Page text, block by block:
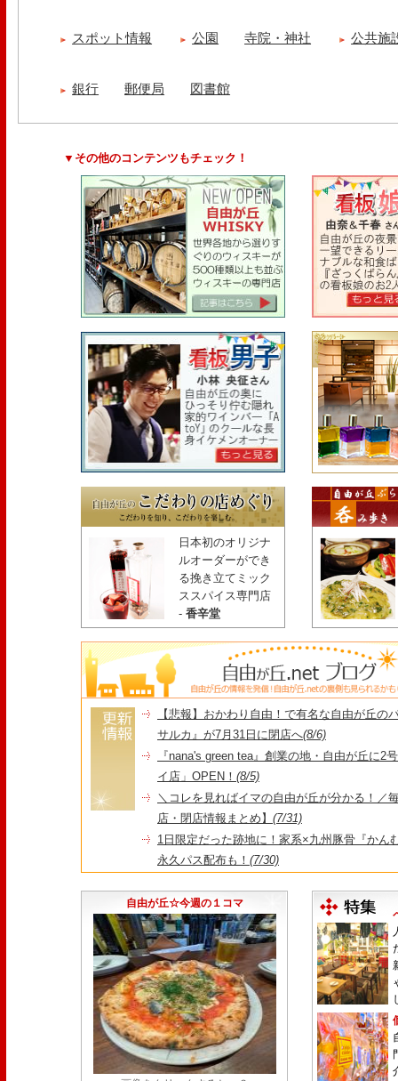
スポット情報 公園 寺院・神社 公共施
銀行 郵便局 図書館
▼その他のコンテンツもチェック！
日本初のオリジナ
ルオーダーができ
る挽き立てミック
ススパイス専門店
- 香辛堂
【悲報】おかわり自由！で有名な自由が丘の
サルカ』が7月31日に閉店へ(8/6)
『nana's green tea』創業の地・自由が丘に2
イ店」OPEN！ (8/5)
＼コレを見ればイマの自由が丘が分かる！／
店・閉店情報まとめ】 (7/31)
1日限定だった跡地に！家系×九州豚骨『かん
永久パス配布も！ (7/30)
由が丘店』が閉店
自由が丘☆今週の１コマ